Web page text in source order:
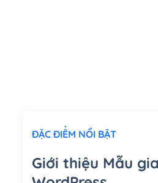
ĐẶC ĐIỂM NỔI BẬT
Giới thiệu Mẫu